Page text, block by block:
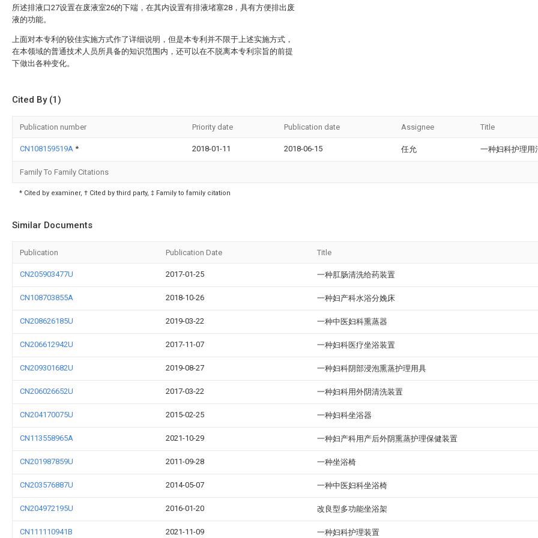
所述排液口27设置在废液室26的下端，在其内设置有排液堵塞28，具有方便排出废
液的功能。
上面对本专利的较佳实施方式作了详细说明，但是本专利并不限于上述实施方式，
在本领域的普通技术人员所具备的知识范围内，还可以在不脱离本专利宗旨的前提
下做出各种变化。
Cited By (1)
Publication number Priority date Publication date Assignee Title
CN108159519A * 2018-01-11 2018-06-15 任允 一种妇科护理用
Family To Family Citations
* Cited by examiner, † Cited by third party, ‡ Family to family citation
Similar Documents
Publication Publication Date Title
CN205903477U 2017-01-25 一种肛肠清洗给药装置
CN108703855A 2018-10-26 一种妇产科水浴分娩床
CN208626185U 2019-03-22 一种中医妇科熏蒸器
CN206612942U 2017-11-07 一种妇科医疗坐浴装置
CN209301682U 2019-08-27 一种妇科阴部浸泡熏蒸护理用具
CN206026652U 2017-03-22 一种妇科用外阴清洗装置
CN204170075U 2015-02-25 一种妇科坐浴器
CN113558965A 2021-10-29 一种妇产科用产后外阴熏蒸护理保健装置
CN201987859U 2011-09-28 一种坐浴椅
CN203576887U 2014-05-07 一种中医妇科坐浴椅
CN204972195U 2016-01-20 改良型多功能坐浴架
CN111110941B 2021-11-09 一种妇科护理装置